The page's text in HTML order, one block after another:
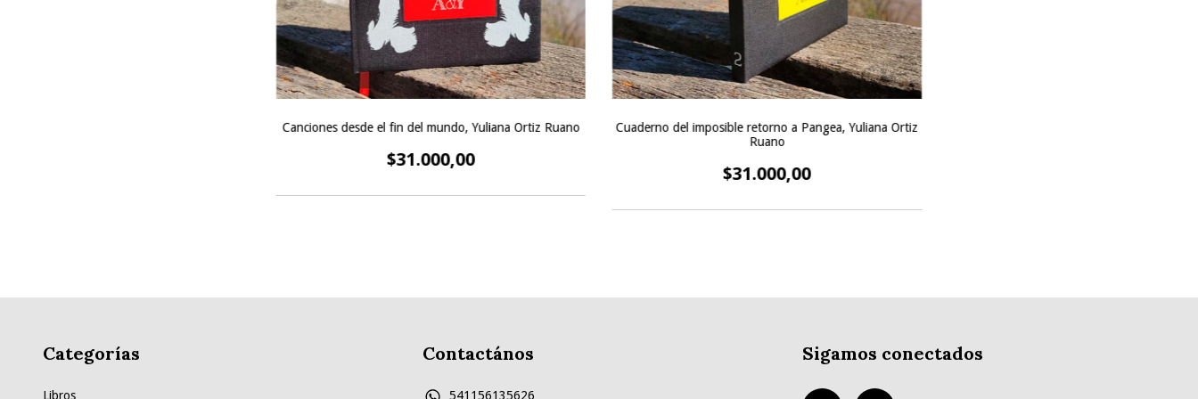
Canciones desde el fin del mundo, Yuliana Ortiz Ruano
$31.000,00
Cuaderno del imposible retorno a Pangea, Yuliana Ortiz
Ruano
$31.000,00
Categorías
Libros
Contactános
541156135626
Sigamos conectados